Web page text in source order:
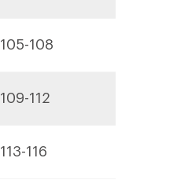
105-108
109-112
113-116